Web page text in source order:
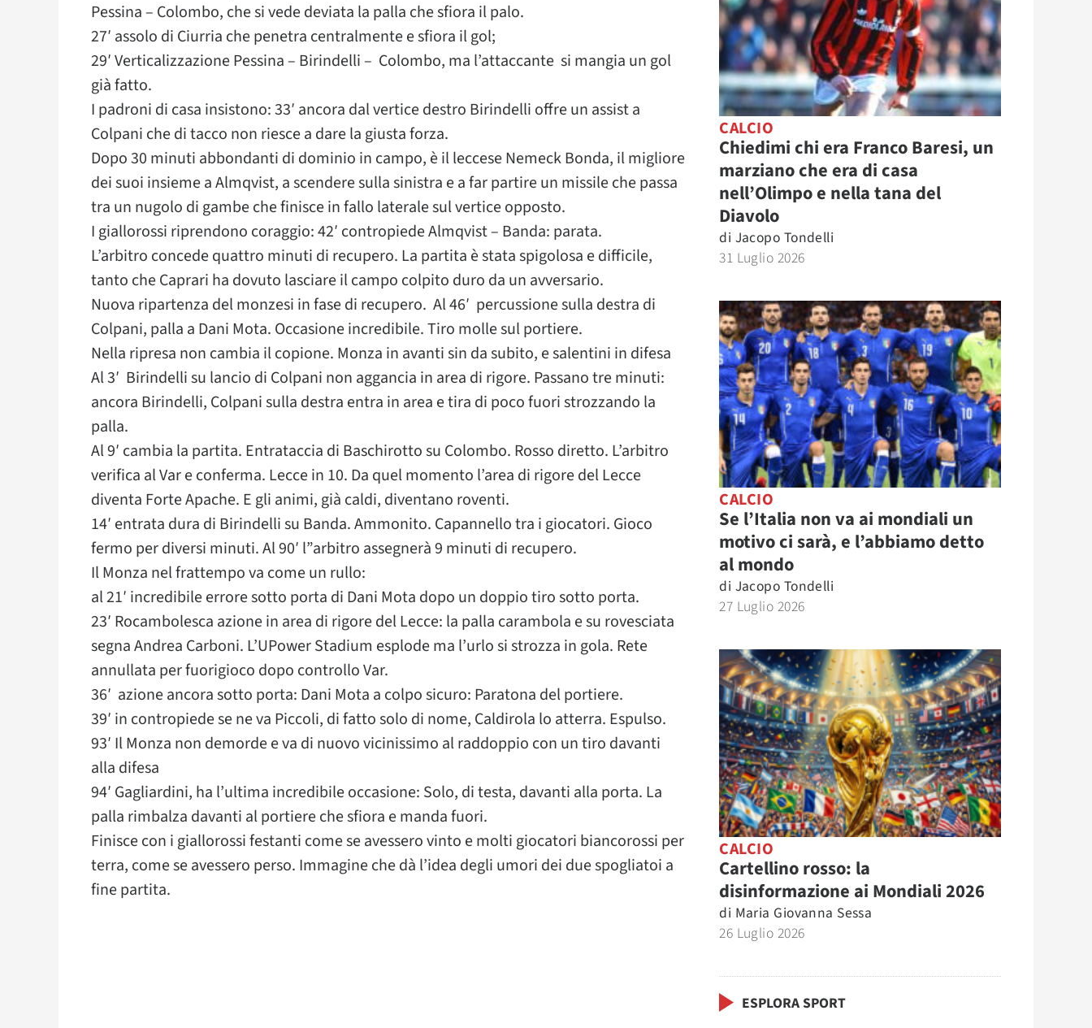
Pessina – Colombo, che si vede deviata la palla che sfiora il palo.
27′ assolo di Ciurria che penetra centralmente e sfiora il gol;
29′ Verticalizzazione Pessina – Birindelli – Colombo, ma l’attaccante si mangia un gol
già fatto.
I padroni di casa insistono: 33′ ancora dal vertice destro Birindelli offre un assist a
Colpani che di tacco non riesce a dare la giusta forza.
Dopo 30 minuti abbondanti di dominio in campo, è il leccese Nemeck Bonda, il migliore
dei suoi insieme a Almqvist, a scendere sulla sinistra e a far partire un missile che passa
tra un nugolo di gambe che finisce in fallo laterale sul vertice opposto.
I giallorossi riprendono coraggio: 42′ contropiede Almqvist – Banda: parata.
L’arbitro concede quattro minuti di recupero. La partita è stata spigolosa e difficile,
tanto che Caprari ha dovuto lasciare il campo colpito duro da un avversario.
Nuova ripartenza del monzesi in fase di recupero. Al 46′ percussione sulla destra di
Colpani, palla a Dani Mota. Occasione incredibile. Tiro molle sul portiere.
Nella ripresa non cambia il copione. Monza in avanti sin da subito, e salentini in difesa
Al 3′ Birindelli su lancio di Colpani non aggancia in area di rigore. Passano tre minuti:
ancora Birindelli, Colpani sulla destra entra in area e tira di poco fuori strozzando la
palla.
Al 9′ cambia la partita. Entrataccia di Baschirotto su Colombo. Rosso diretto. L’arbitro
verifica al Var e conferma. Lecce in 10. Da quel momento l’area di rigore del Lecce
diventa Forte Apache. E gli animi, già caldi, diventano roventi.
14′ entrata dura di Birindelli su Banda. Ammonito. Capannello tra i giocatori. Gioco
fermo per diversi minuti. Al 90′ l”arbitro assegnerà 9 minuti di recupero.
Il Monza nel frattempo va come un rullo:
al 21′ incredibile errore sotto porta di Dani Mota dopo un doppio tiro sotto porta.
23′ Rocambolesca azione in area di rigore del Lecce: la palla carambola e su rovesciata
segna Andrea Carboni. L’UPower Stadium esplode ma l’urlo si strozza in gola. Rete
annullata per fuorigioco dopo controllo Var.
36′ azione ancora sotto porta: Dani Mota a colpo sicuro: Paratona del portiere.
39′ in contropiede se ne va Piccoli, di fatto solo di nome, Caldirola lo atterra. Espulso.
93′ Il Monza non demorde e va di nuovo vicinissimo al raddoppio con un tiro davanti
alla difesa
94′ Gagliardini, ha l’ultima incredibile occasione: Solo, di testa, davanti alla porta. La
palla rimbalza davanti al portiere che sfiora e manda fuori.
Finisce con i giallorossi festanti come se avessero vinto e molti giocatori biancorossi per
terra, come se avessero perso. Immagine che dà l’idea degli umori dei due spogliatoi a
fine partita.
CALCIO
Chiedimi chi era Franco Baresi, un
marziano che era di casa
nell’Olimpo e nella tana del
Diavolo
di Jacopo Tondelli
31 Luglio 2026
CALCIO
Se l’Italia non va ai mondiali un
motivo ci sarà, e l’abbiamo detto
al mondo
di Jacopo Tondelli
27 Luglio 2026
CALCIO
Cartellino rosso: la
disinformazione ai Mondiali 2026
di Maria Giovanna Sessa
26 Luglio 2026
ESPLORA SPORT